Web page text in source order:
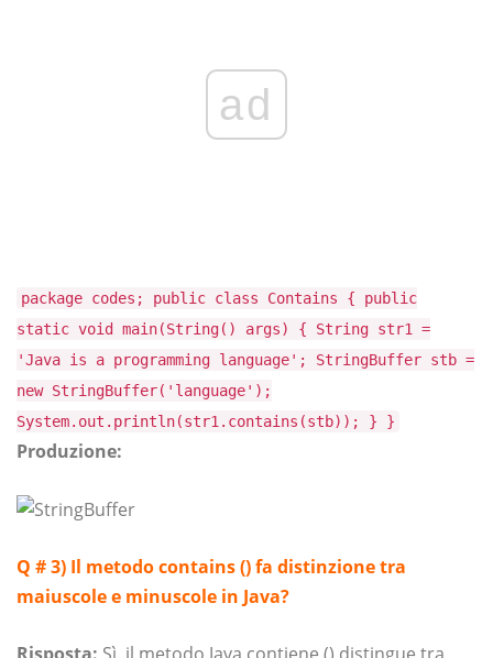
ad
package codes; public class Contains { public
static void main(String() args) { String str1 =
'Java is a programming language'; StringBuffer stb =
new StringBuffer('language');
System.out.println(str1.contains(stb)); } }
Produzione:
Q # 3) Il metodo contains () fa distinzione tra
maiuscole e minuscole in Java?